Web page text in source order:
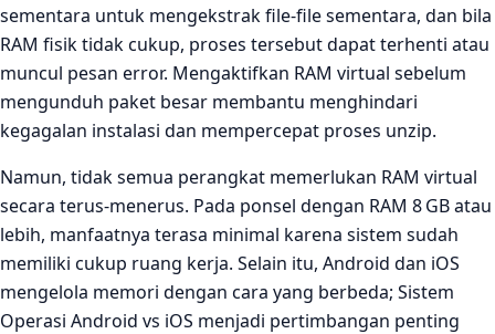
sementara untuk mengekstrak file‑file sementara, dan bila
RAM fisik tidak cukup, proses tersebut dapat terhenti atau
muncul pesan error. Mengaktifkan RAM virtual sebelum
mengunduh paket besar membantu menghindari
kegagalan instalasi dan mempercepat proses unzip.
Namun, tidak semua perangkat memerlukan RAM virtual
secara terus‑menerus. Pada ponsel dengan RAM 8 GB atau
lebih, manfaatnya terasa minimal karena sistem sudah
memiliki cukup ruang kerja. Selain itu, Android dan iOS
mengelola memori dengan cara yang berbeda; Sistem
Operasi Android vs iOS menjadi pertimbangan penting